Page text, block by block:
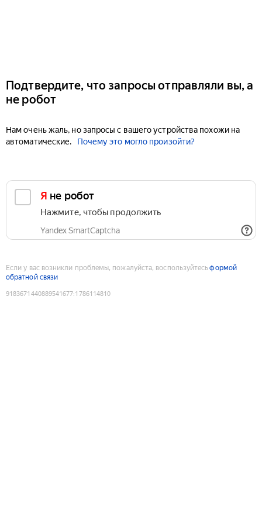
Подтвердите, что запросы отправляли вы, а
не робот
Нам очень жаль, но запросы с вашего устройства похожи на
автоматические.
Почему это могло произойти?
Я не робот
Нажмите, чтобы продолжить
Yandex SmartCaptcha
Если у вас возникли проблемы, пожалуйста, воспользуйтесьформой
обратной связи
9183671440889541677:1786114810